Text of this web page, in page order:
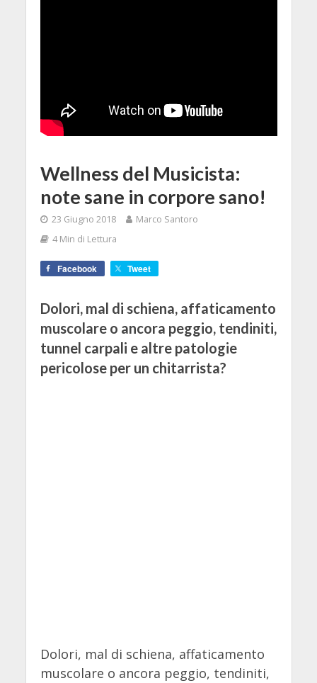
Wellness del Musicista:
note sane in corpore sano!
23 Giugno 2018
Marco Santoro
4 Min di Lettura
Facebook Tweet
Dolori, mal di schiena, affaticamento
muscolare o ancora peggio, tendiniti,
tunnel carpali e altre patologie
pericolose per un chitarrista?
Dolori, mal di schiena, affaticamento
muscolare o ancora peggio, tendiniti,